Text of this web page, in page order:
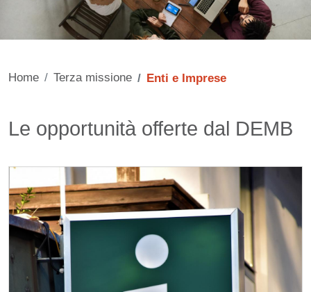
Home Terza missione Enti e Imprese
Contenuto
Titolo card wrapper
Le opportunità offerte dal DEMB
Immagine